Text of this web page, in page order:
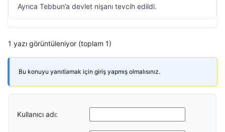
Ayrıca Tebbun’a devlet nişanı tevcih edildi.
1 yazı görüntüleniyor (toplam 1)
Bu konuyu yanıtlamak için giriş yapmış olmalısınız.
Kullanıcı adı: